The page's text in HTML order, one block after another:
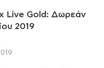
Live Gold: Δωρεάν
2019